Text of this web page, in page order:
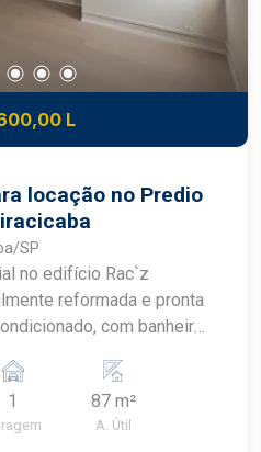
L
locação no Predio
SP
no edifício Rac`z
reformada e pronta
excelente
sua empresa ou
de qualidade.
1 87 m²
A. Útil